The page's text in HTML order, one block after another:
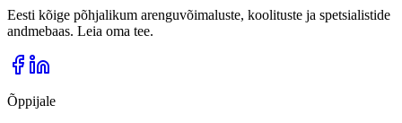
Eesti kõige põhjalikum arenguvõimaluste, koolituste ja spetsialistide
andmebaas. Leia oma tee.
Õppijale